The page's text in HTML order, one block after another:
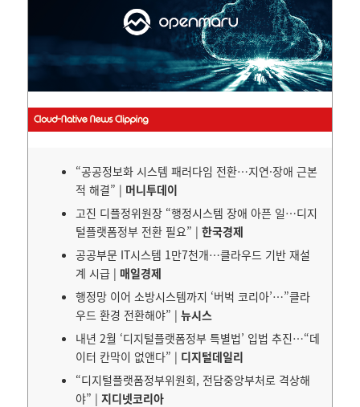
“공공정보화 시스템 패러다임 전환…지연·장애 근본
적 해결” | 머니투데이
고진 디플정위원장 “행정시스템 장애 아픈 일…디지
털플랫폼정부 전환 필요” | 한국경제
공공부문 IT시스템 1만7천개…클라우드 기반 재설
계 시급 | 매일경제
행정망 이어 소방시스템까지 ‘버벅 코리아’…”클라
우드 환경 전환해야” | 뉴시스
내년 2월 ‘디지털플랫폼정부 특별법’ 입법 추진…“데
이터 칸막이 없앤다” | 디지털데일리
“디지털플랫폼정부위원회, 전담중앙부처로 격상해
야” | 지디넷코리아